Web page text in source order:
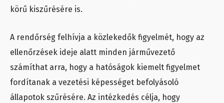
körű kiszűrésére is.
A rendőrség felhívja a közlekedők figyelmét, hogy az
ellenőrzések ideje alatt minden járművezető
számíthat arra, hogy a hatóságok kiemelt figyelmet
fordítanak a vezetési képességet befolyásoló
állapotok szűrésére. Az intézkedés célja, hogy